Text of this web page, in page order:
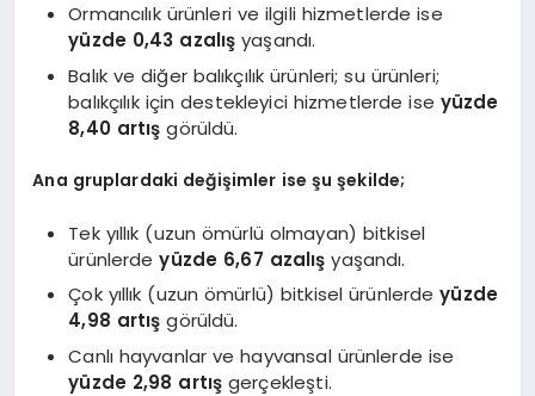
Ormancılık ürünleri ve ilgili hizmetlerde ise
yüzde 0,43 azalış yaşandı.
Balık ve diğer balıkçılık ürünleri; su ürünleri;
balıkçılık için destekleyici hizmetlerde ise yüzde
8,40 artış görüldü.
Ana gruplardaki değişimler ise şu şekilde;
Tek yıllık (uzun ömürlü olmayan) bitkisel
ürünlerdeyüzde 6,67 azalış yaşandı.
Çok yıllık (uzun ömürlü) bitkisel ürünlerdeyüzde
4,98 artış görüldü.
Canlı hayvanlar ve hayvansal ürünlerde ise
yüzde 2,98 artış gerçekleşti.